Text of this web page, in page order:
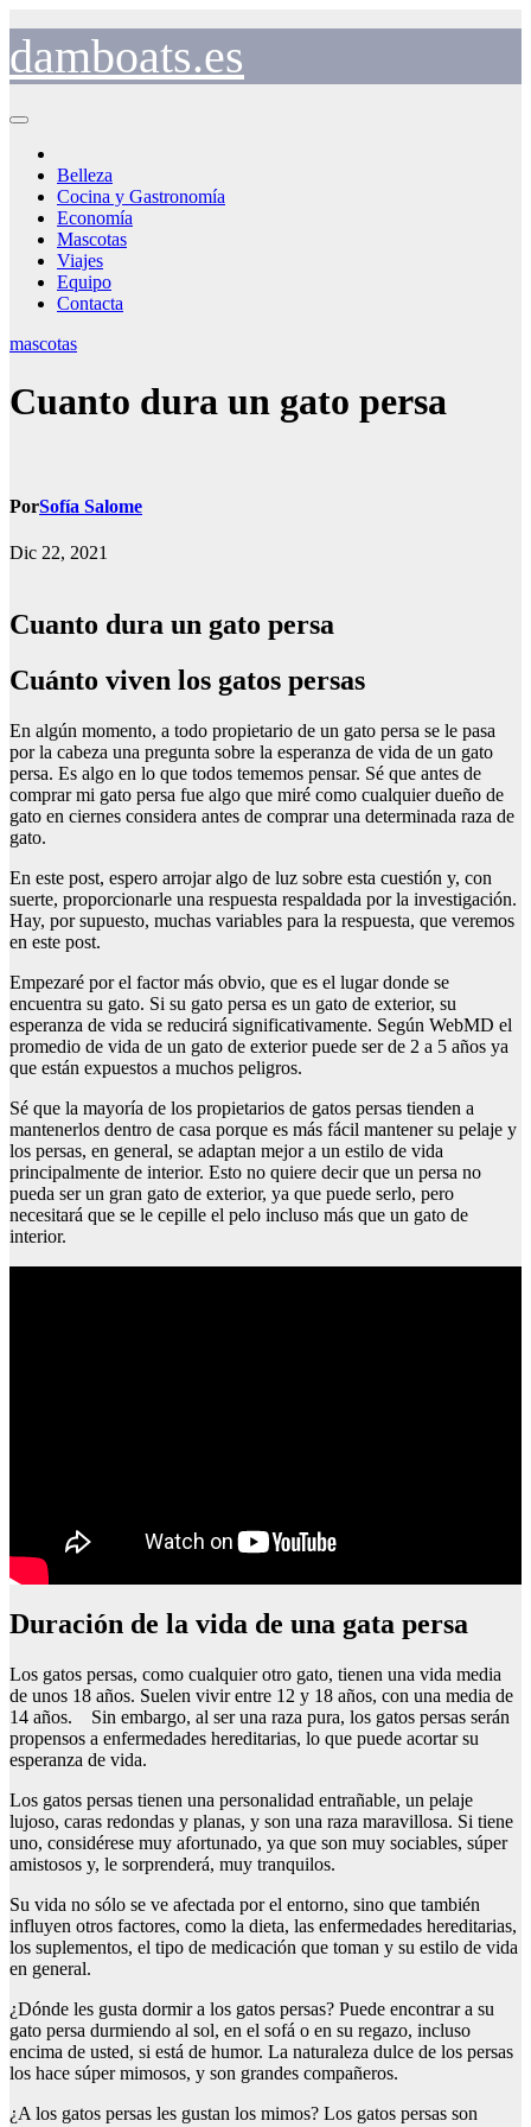
contenido
damboats.es
Belleza
Cocina y Gastronomía
Economía
Mascotas
Viajes
Equipo
Contacta
mascotas
Cuanto dura un gato persa
PorSofía Salome
Dic 22, 2021
Cuanto dura un gato persa
Cuánto viven los gatos persas
En algún momento, a todo propietario de un gato persa se le pasa
por la cabeza una pregunta sobre la esperanza de vida de un gato
persa. Es algo en lo que todos tememos pensar. Sé que antes de
comprar mi gato persa fue algo que miré como cualquier dueño de
gato en ciernes considera antes de comprar una determinada raza de
gato.
En este post, espero arrojar algo de luz sobre esta cuestión y, con
suerte, proporcionarle una respuesta respaldada por la investigación.
Hay, por supuesto, muchas variables para la respuesta, que veremos
en este post.
Empezaré por el factor más obvio, que es el lugar donde se
encuentra su gato. Si su gato persa es un gato de exterior, su
esperanza de vida se reducirá significativamente. Según WebMD el
promedio de vida de un gato de exterior puede ser de 2 a 5 años ya
que están expuestos a muchos peligros.
Sé que la mayoría de los propietarios de gatos persas tienden a
mantenerlos dentro de casa porque es más fácil mantener su pelaje y
los persas, en general, se adaptan mejor a un estilo de vida
principalmente de interior. Esto no quiere decir que un persa no
pueda ser un gran gato de exterior, ya que puede serlo, pero
necesitará que se le cepille el pelo incluso más que un gato de
interior.
Duración de la vida de una gata persa
Los gatos persas, como cualquier otro gato, tienen una vida media
de unos 18 años. Suelen vivir entre 12 y 18 años, con una media de
14 años. Sin embargo, al ser una raza pura, los gatos persas serán
propensos a enfermedades hereditarias, lo que puede acortar su
esperanza de vida.
Los gatos persas tienen una personalidad entrañable, un pelaje
lujoso, caras redondas y planas, y son una raza maravillosa. Si tiene
uno, considérese muy afortunado, ya que son muy sociables, súper
amistosos y, le sorprenderá, muy tranquilos.
Su vida no sólo se ve afectada por el entorno, sino que también
influyen otros factores, como la dieta, las enfermedades hereditarias,
los suplementos, el tipo de medicación que toman y su estilo de vida
en general.
¿Dónde les gusta dormir a los gatos persas? Puede encontrar a su
gato persa durmiendo al sol, en el sofá o en su regazo, incluso
encima de usted, si está de humor. La naturaleza dulce de los persas
los hace súper mimosos, y son grandes compañeros.
¿A los gatos persas les gustan los mimos? Los gatos persas son